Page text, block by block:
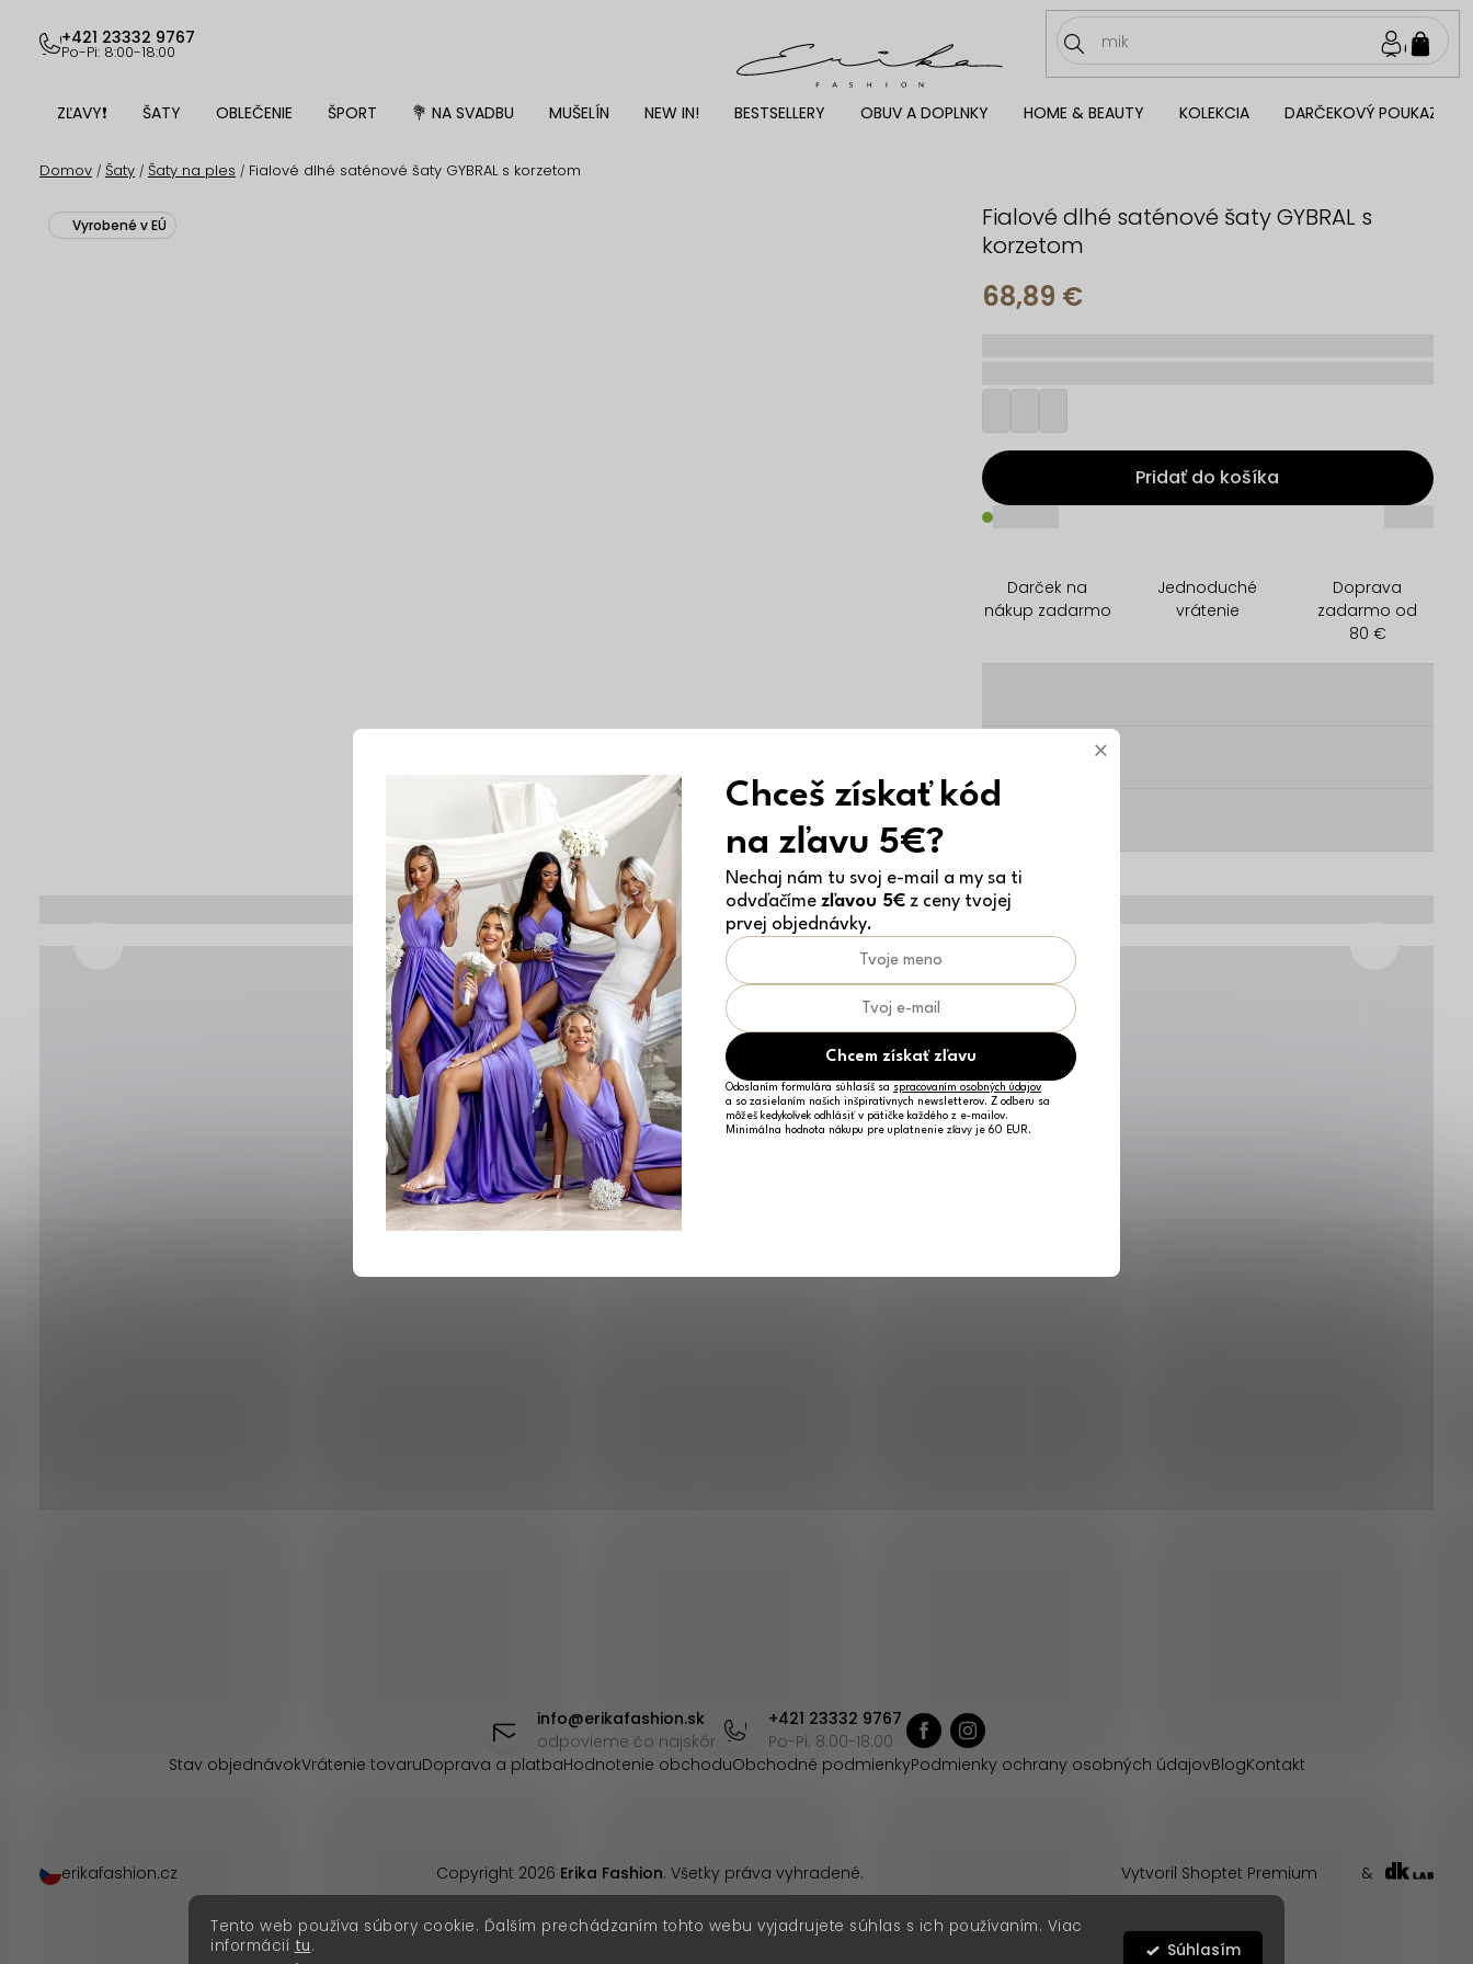
Tento web používa súbory cookie. Ďalším prechádzaním tohto webu vyjadrujete súhlas s ich používaním. Viac
informácií tu. Súhlasím
obsah
+421 23332 9767
Po-Pi: 8:00-18:00
ZĽAVY❗ ŠATY OBLEČENIE ŠPORT 💐 NA SVADBU MUŠELÍN NEW IN! BESTSELLERY OBUV A DOPLNKY HOME & BEAUTY KOLEKCIA DARČEKOVÝ POUKAZ
Domov / Šaty / Šaty na ples / Fialové dlhé saténové šaty GYBRAL s korzetom
Fialové dlhé saténové šaty GYBRAL s
korzetom
Vyrobené v EÚ
68,89 €
Pridať do košíka
_____
Darček na
nákup zadarmo
Jednoduché
vrátenie
Doprava
zadarmo od
80 €
________
info@erikafashion.sk
odpovieme čo najskôr
+421 23332 9767
Po-Pi: 8:00-18:00
Stav objednávokVrátenie tovaruDoprava a platbaHodnotenie obchoduObchodné podmienkyPodmienky ochrany osobných údajovBlogKontakt
Vytvoril Shoptet Premium &
Copyright 2026 Erika Fashion. Všetky práva vyhradené.
erikafashion.cz
×
Chceš získať kód
na zľavu 5€?
Nechaj nám tu svoj e-mail a my sa ti
odvďačíme zľavou 5€ z ceny tvojej
prvej objednávky.
Chcem získať zľavu
Odoslaním formulára súhlasíš sa spracovaním osobných údajov
a so zasielaním našich inšpiratívnych newsletterov. Z odberu sa
môžeš kedykoľvek odhlásiť v pätičke každého z e-mailov.
Minimálna hodnota nákupu pre uplatnenie zľavy je 60 EUR.